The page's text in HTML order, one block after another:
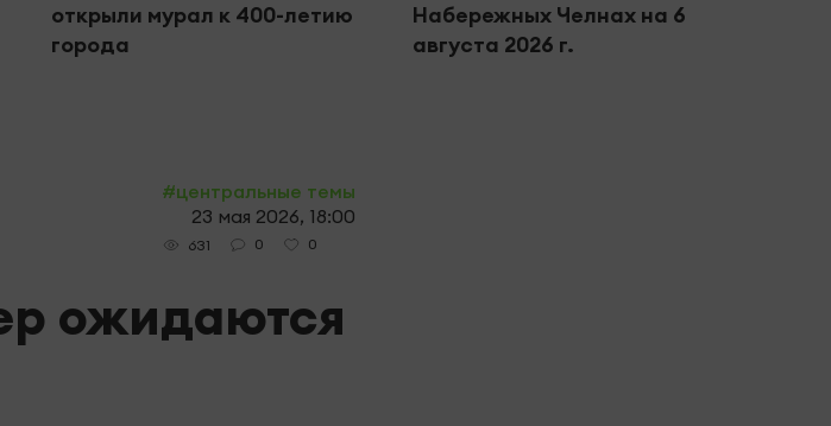
открыли мурал к 400-летию
города
Набережных Челнах на 6
августа 2026 г.
#центральные темы
23 мая 2026, 18:00
631 0 0
ожидаются